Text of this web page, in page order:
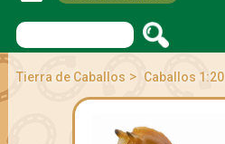
Tierra de Caballos > Caballos 1:20